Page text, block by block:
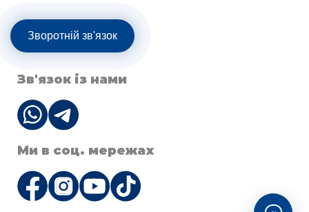
Зворотній зв'язок
Зв'язок із нами
Ми в соц. мережах